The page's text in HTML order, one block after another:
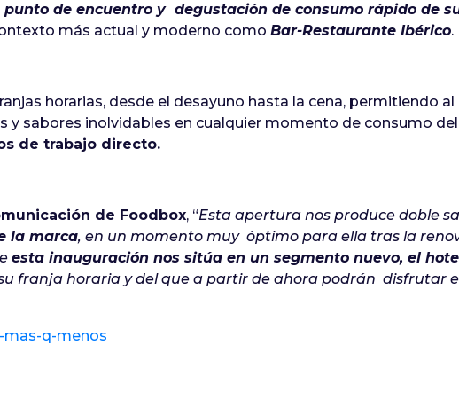
punto de encuentro y degustación de consumo rápido de
más actual y moderno como Bar-Restaurante Ibérico.
horarias, desde el desayuno hasta la cena, permitiendo
sabores inolvidables en cualquier momento de consumo del
de trabajo directo.
de Foodbox, “Esta apertura nos produce doble
la marca, en un momento muy óptimo para ella tras la
esta inauguración nos sitúa en un segmento nuevo, el
franja horaria y del que a partir de ahora podrán disfrutar
mas-q-menos